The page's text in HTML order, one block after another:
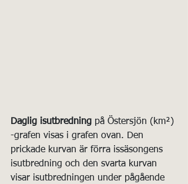
Daglig isutbredning på Östersjön (km²)
-grafen visas i grafen ovan. Den
prickade kurvan är förra issäsongens
isutbredning och den svarta kurvan
visar isutbredningen under pågående